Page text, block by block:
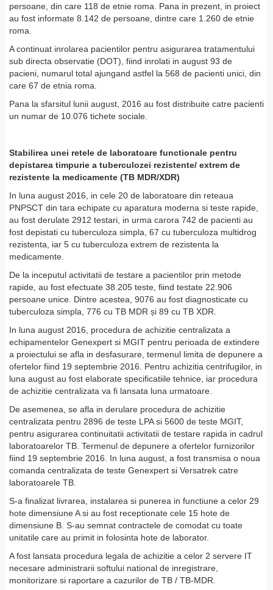
persoane, din care 118 de etnie roma. Pana in prezent, in proiect
au fost informate 8.142 de persoane, dintre care 1.260 de etnie
roma.
A continuat inrolarea pacientilor pentru asigurarea tratamentului
sub directa observatie (DOT), fiind inrolati in august 93 de
pacieni, numarul total ajungand astfel la 568 de pacienti unici, din
care 67 de etnia roma.
Pana la sfarsitul lunii august, 2016 au fost distribuite catre pacienti
un numar de 10.076 tichete sociale.
Stabilirea unei retele de laboratoare functionale pentru
depistarea timpurie a tuberculozei rezistente/ extrem de
rezistente la medicamente (TB MDR/XDR)
In luna august 2016, in cele 20 de laboratoare din reteaua
PNPSCT din tara echipate cu aparatura moderna si teste rapide,
au fost derulate 2912 testari, in urma carora 742 de pacienti au
fost depistati cu tuberculoza simpla, 67 cu tuberculoza multidrog
rezistenta, iar 5 cu tuberculoza extrem de rezistenta la
medicamente.
De la inceputul activitatii de testare a pacientilor prin metode
rapide, au fost efectuate 38.205 teste, fiind testate 22.906
persoane unice. Dintre acestea, 9076 au fost diagnosticate cu
tuberculoza simpla, 776 cu TB MDR și 89 cu TB XDR.
In luna august 2016, procedura de achizitie centralizata a
echipamentelor Genexpert si MGIT pentru perioada de extindere
a proiectului se afla in desfasurare, termenul limita de depunere a
ofertelor fiind 19 septembrie 2016. Pentru achizitia centrifugilor, in
luna august au fost elaborate specificatiile tehnice, iar procedura
de achizitie centralizata va fi lansata luna urmatoare.
De asemenea, se afla in derulare procedura de achizitie
centralizata pentru 2896 de teste LPA si 5600 de teste MGIT,
pentru asigurarea continuitatii activitatii de testare rapida in cadrul
laboratoarelor TB. Termenul de depunere a ofertelor furnizorilor
fiind 19 septembrie 2016. In luna august, a fost transmisa o noua
comanda centralizata de teste Genexpert si Versatrek catre
laboratoarele TB.
S-a finalizat livrarea, instalarea si punerea in functiune a celor 29
hote dimensiune A si au fost receptionate cele 15 hote de
dimensiune B. S-au semnat contractele de comodat cu toate
unitatile care au primit in folosinta hote de laborator.
A fost lansata procedura legala de achizitie a celor 2 servere IT
necesare administrarii softului national de inregistrare,
monitorizare si raportare a cazurilor de TB / TB-MDR.